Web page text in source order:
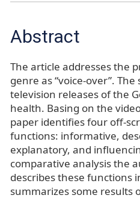
Abstract
The article addresses the
genre as “voice-over”.
television releases of the
health. Basing on the
paper identifies four off-
functions: informative,
explanatory, and
comparative analysis the
describes these functions
summarizes some results